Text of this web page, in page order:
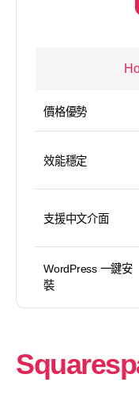
價格優勢
效能穩定
支援中文介面
WordPress 一鍵安
裝